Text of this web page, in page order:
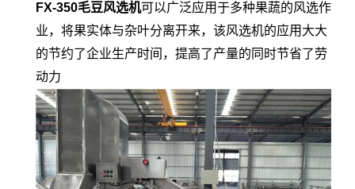
FX-350毛豆风选机可以广泛应用于多种果蔬的风选作
业，将果实体与杂叶分离开来，该风选机的应用大大
的节约了企业生产时间，提高了产量的同时节省了劳
动力